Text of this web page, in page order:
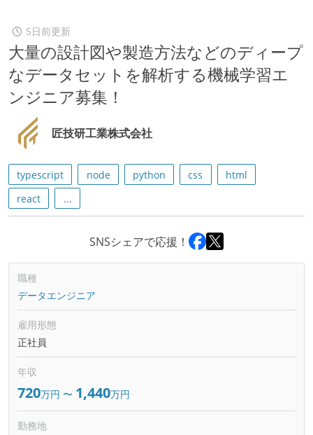
5日前更新
大量の設計図や製造方法などのディープ
なデータセットを解析する機械学習エ
ンジニア募集！
匠技研工業株式会社
typescript node python css
html
react
...
SNSシェアで応援！
職種
データエンジニア
雇用形態
正社員
年収
720万円 〜 1,440万円
勤務地